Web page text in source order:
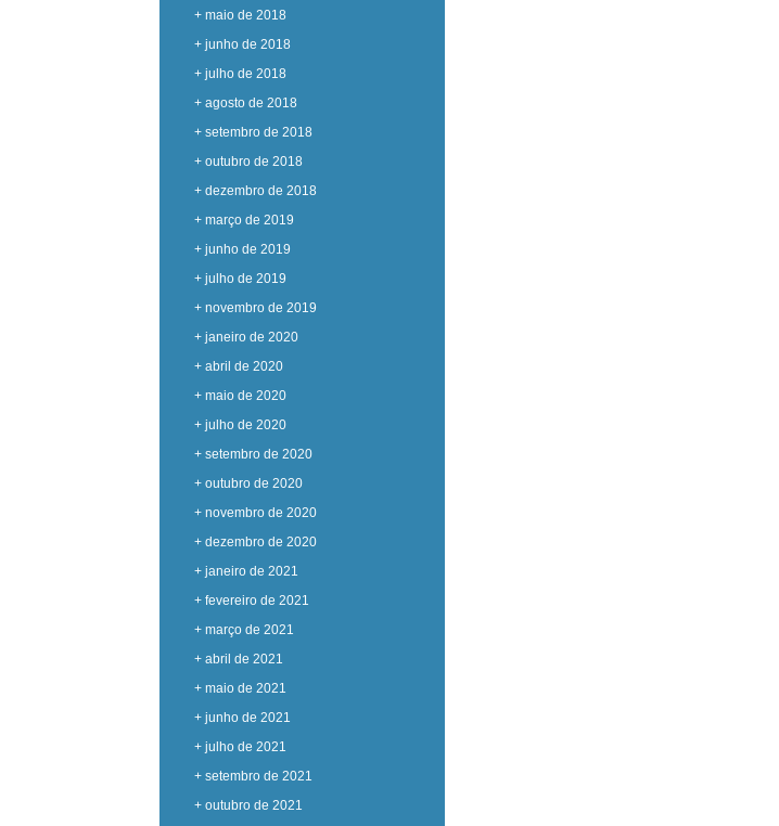
+ maio de 2018
+ junho de 2018
+ julho de 2018
+ agosto de 2018
+ setembro de 2018
+ outubro de 2018
+ dezembro de 2018
+ março de 2019
+ junho de 2019
+ julho de 2019
+ novembro de 2019
+ janeiro de 2020
+ abril de 2020
+ maio de 2020
+ julho de 2020
+ setembro de 2020
+ outubro de 2020
+ novembro de 2020
+ dezembro de 2020
+ janeiro de 2021
+ fevereiro de 2021
+ março de 2021
+ abril de 2021
+ maio de 2021
+ junho de 2021
+ julho de 2021
+ setembro de 2021
+ outubro de 2021